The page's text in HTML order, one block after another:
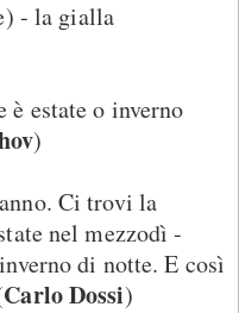
- la gialla
è estate o inverno
)
Ci trovi la
nel mezzodì -
di notte. E così
Carlo Dossi)